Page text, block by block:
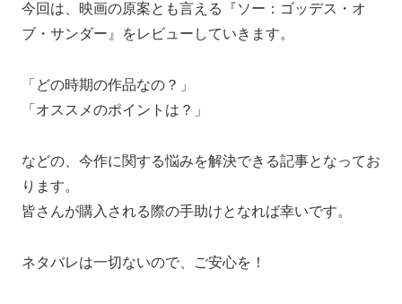
今回は、映画の原案とも言える『ソー：ゴッデス・オ
ブ・サンダー』をレビューしていきます。
「どの時期の作品なの？」
「オススメのポイントは？」
などの、今作に関する悩みを解決できる記事となってお
ります。
皆さんが購入される際の手助けとなれば幸いです。
ネタバレは一切ないので、ご安心を！